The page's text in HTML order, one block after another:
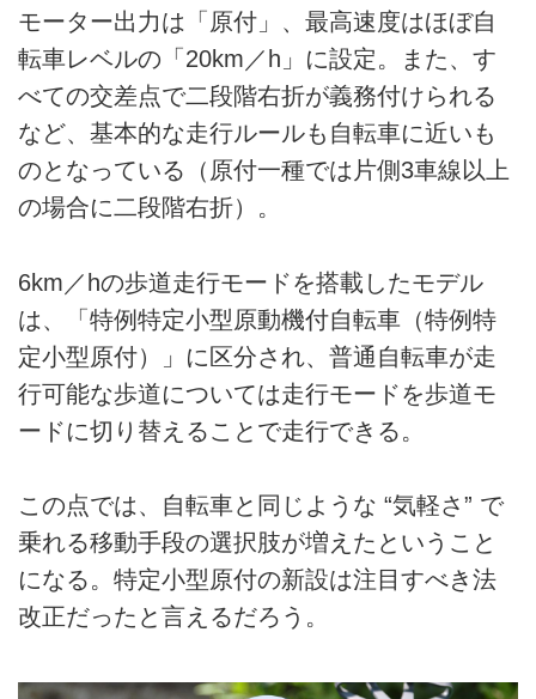
モーター出力は「原付」、最高速度はほぼ自
転車レベルの「20km／h」に設定。また、す
べての交差点で二段階右折が義務付けられる
など、基本的な走行ルールも自転車に近いも
のとなっている（原付一種では片側3車線以上
の場合に二段階右折）。
6km／hの歩道走行モードを搭載したモデル
は、「特例特定小型原動機付自転車（特例特
定小型原付）」に区分され、普通自転車が走
行可能な歩道については走行モードを歩道モ
ードに切り替えることで走行できる。
この点では、自転車と同じような “気軽さ” で
乗れる移動手段の選択肢が増えたということ
になる。特定小型原付の新設は注目すべき法
改正だったと言えるだろう。